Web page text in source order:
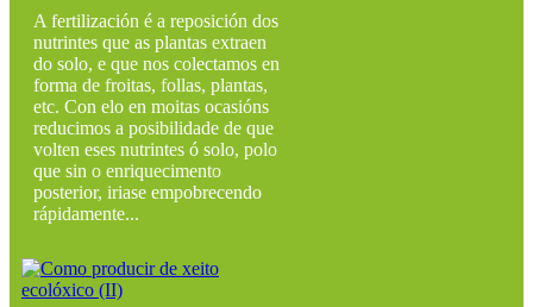
A fertilización é a reposición dos
nutrintes que as plantas extraen
do solo, e que nos colectamos en
forma de froitas, follas, plantas,
etc. Con elo en moitas ocasións
reducimos a posibilidade de que
volten eses nutrintes ó solo, polo
que sin o enriquecimento
posterior, iriase empobrecendo
rápidamente...